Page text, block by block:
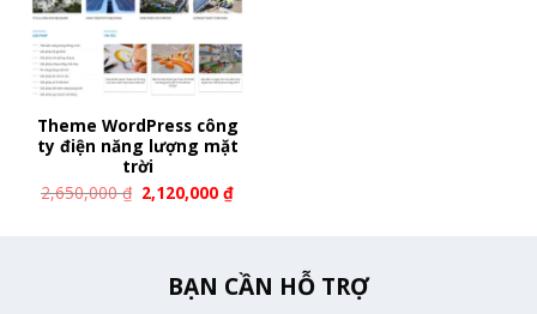
Theme WordPress công
ty điện năng lượng mặt
trời
2,650,000₫ 2,120,000₫
BẠN CẦN HỖ TRỢ